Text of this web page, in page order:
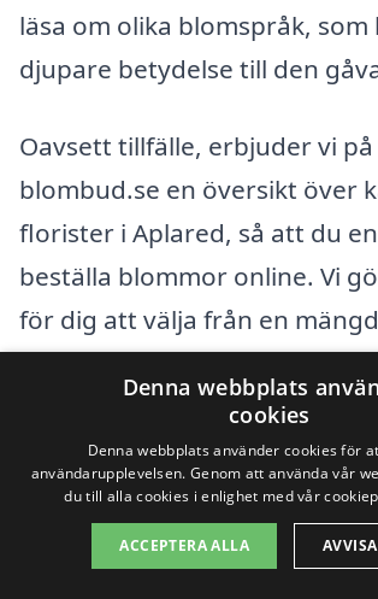
läsa om olika blomspråk, som
djupare betydelse till den
Oavsett tillfälle, erbjuder vi på
blombud.se en översikt över
florister i Aplared, så att du
beställa blommor online. Vi
för dig att välja från en
alternativ och få dem
din mottagares dörr. Kontakta
för att lära dig mer om hur vi
dig att skicka blombud i
någon speciell glad!
Denna webbplats
cookies
Denna webbplats använder cookies för
användarupplevelsen. Genom att använda vår
du till alla cookies i enlighet med vår
ACCEPTERA ALLA